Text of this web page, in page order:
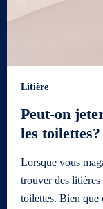
Litière
Peut-on
les toilettes?
Lorsque vous
trouver des litières
toilettes. Bien que